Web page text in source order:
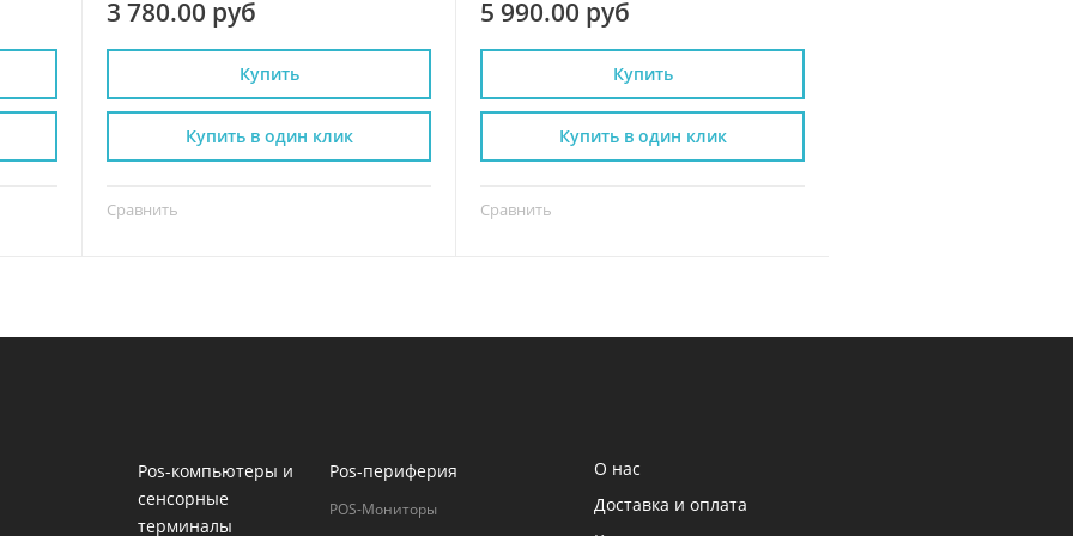
3 780.00 руб
Купить
Сравнить
Купить в один клик
5 990.00 руб
Купить
Сравнить
Купить в один клик
Pos-компьютеры и
сенсорные
терминалы
Pos-периферия
POS-Мониторы
О нас
Доставка и оплата